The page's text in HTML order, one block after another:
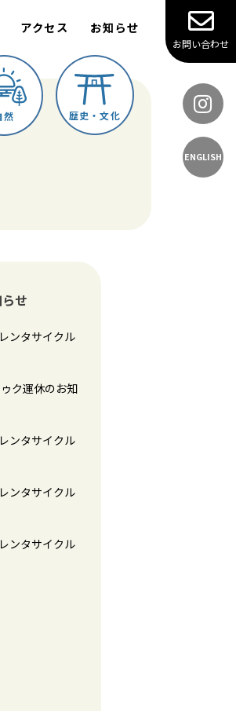
アクセス お知らせ
お問い合わせ
ENGLISH
然 歴史・文化
せ
ンタサイクル
ク運休のお知
ンタサイクル
ンタサイクル
ンタサイクル